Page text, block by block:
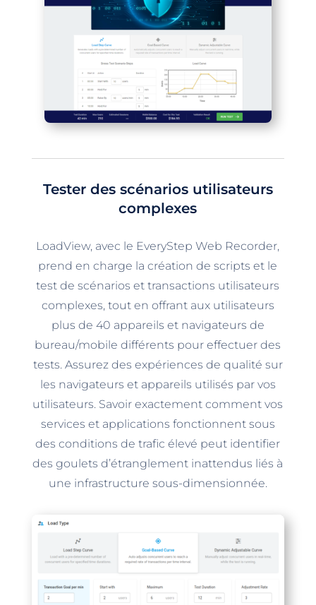
Tester des scénarios utilisateurs
complexes
LoadView, avec le EveryStep Web Recorder,
prend en charge la création de scripts et le
test de scénarios et transactions utilisateurs
complexes, tout en offrant aux utilisateurs
plus de 40 appareils et navigateurs de
bureau/mobile différents pour effectuer des
tests. Assurez des expériences de qualité sur
les navigateurs et appareils utilisés par vos
utilisateurs. Savoir exactement comment vos
services et applications fonctionnent sous
des conditions de trafic élevé peut identifier
des goulets d’étranglement inattendus liés à
une infrastructure sous-dimensionnée.